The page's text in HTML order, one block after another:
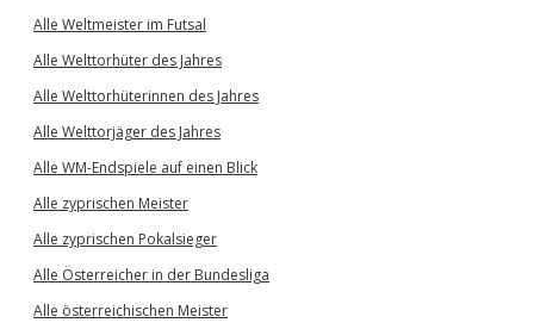
Alle Weltmeister im Futsal
Alle Welttorhüter des Jahres
Alle Welttorhüterinnen des Jahres
Alle Welttorjäger des Jahres
Alle WM-Endspiele auf einen Blick
Alle zyprischen Meister
Alle zyprischen Pokalsieger
Alle Österreicher in der Bundesliga
Alle österreichischen Meister